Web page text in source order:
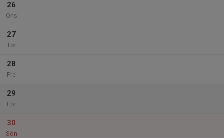
26
Ons
27
Tor
28
Fre
29
Lör
30
Sön